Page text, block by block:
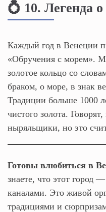
💍 10. Легенда
Каждый год в Венеции
«Обручения с морем».
золотое кольцо со
браком, о море, в знак
Традиции больше 1000
чистого золота.
ныряльщики, но это
Готовы влюбиться в
знаете, что этот город
каналами. Это живой
традициями и